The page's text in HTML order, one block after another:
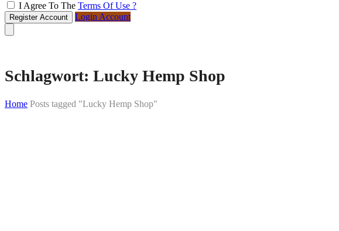
I Agree To The Terms Of Use ?
Register Account Login Account
Schlagwort: Lucky Hemp Shop
Home Posts tagged "Lucky Hemp Shop"